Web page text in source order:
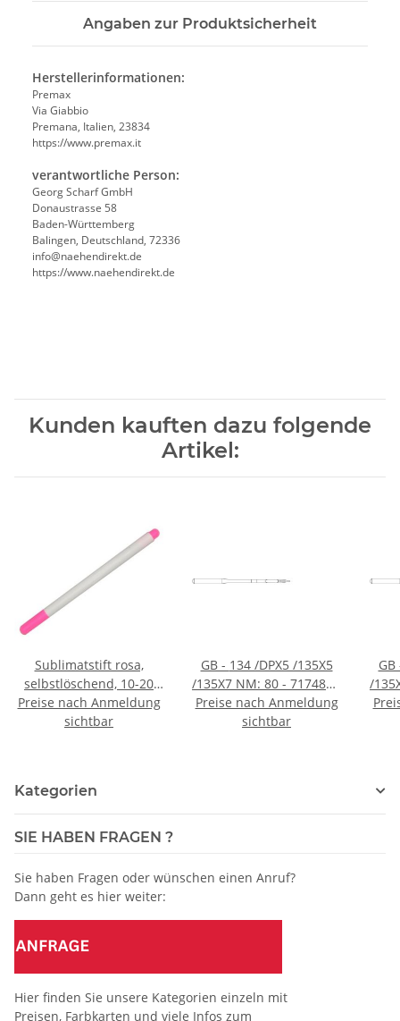
Angaben zur Produktsicherheit
Herstellerinformationen:
Premax
Via Giabbio
Premana, Italien, 23834
https://www.premax.it
verantwortliche Person:
Georg Scharf GmbH
Donaustrasse 58
Baden-Württemberg
Balingen, Deutschland, 72336
info@naehendirekt.de
https://www.naehendirekt.de
Kunden kauften dazu folgende
Artikel:
Sublimatstift rosa,
selbstlöschend, 10-20
Std.
Preise nach Anmeldung
sichtbar
GB - 134 /DPX5 /135X5
/135X7 NM: 80 - 717482 -
Preis per 10 Stück - VE
100 Stück
Preise nach Anmeldung
sichtbar
GB - 134 /
/
Kategorien
SIE HABEN FRAGEN ?
Sie haben Fragen oder wünschen einen Anruf?
Dann geht es hier weiter:
Hier finden Sie unsere Kategorien einzeln mit
Preisen, Farbkarten und viele Infos zum